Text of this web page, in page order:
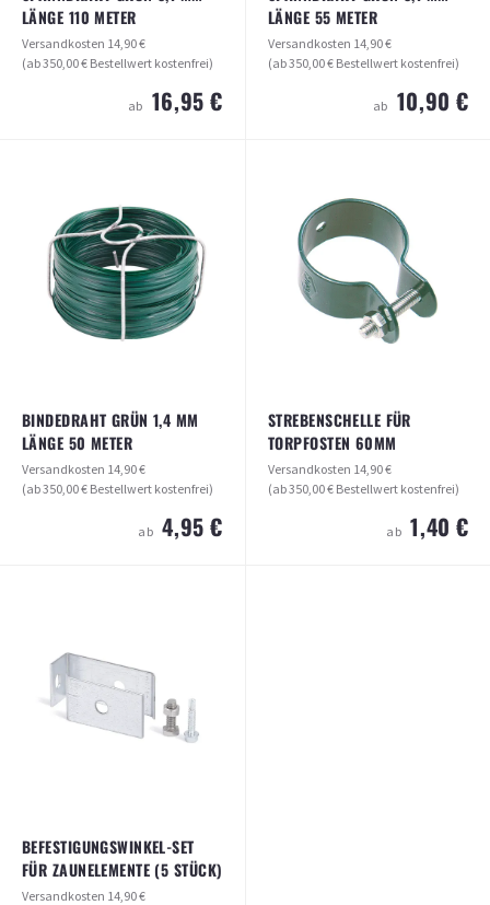
LÄNGE 110 METER
Versandkosten 14,90 €
(ab 350,00 € Bestellwert kostenfrei)
ab 16,95 €
(ab 350,00 € Bestellwert kostenfrei)
ab 16,95 €
ARTIKEL ANSEHEN
LÄNGE 55 METER
Versandkosten 14,90 €
(ab 350,00 € Bestellwert kostenfrei)
ab 10,90 €
Versandkosten14,90 €
(ab 350,00 € Bestellwert kostenfrei)
10,90 €
ARTIKEL ANSEHEN
BINDEDRAHT GRÜN 1,4 MM
LÄNGE 50 METER
Versandkosten 14,90 €
(ab 350,00 € Bestellwert kostenfrei)
ab 4,95 €
ab
STREBENSCHELLE FÜR
TORPFOSTEN 60MM
Versandkosten 14,90 €
(ab 350,00 € Bestellwert kostenfrei)
ab 1,40 €
BEFESTIGUNGSWINKEL-SET
FÜR ZAUNELEMENTE (5 STÜCK)
Versandkosten 14,90 €